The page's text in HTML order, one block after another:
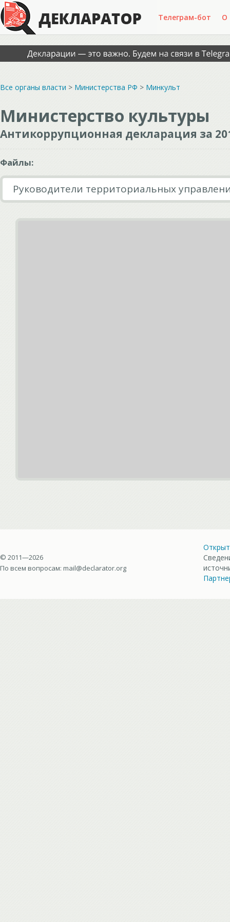
Телеграм-бот О
Все органы власти > Министерства РФ > Минкульт
Министерство культуры
Антикоррупционная декларация за
Файлы:
Руководители территориальных
© 2011—2026
По всем вопросам: mail@declarator.org